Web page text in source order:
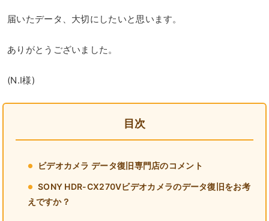
届いたデータ、大切にしたいと思います。
ありがとうございました。
(N.I様)
目次
ビデオカメラ データ復旧専門店のコメント
SONY HDR-CX270Vビデオカメラのデータ復旧をお考
えですか？